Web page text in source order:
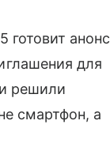
готовит анонс
для
решили
смартфон, а